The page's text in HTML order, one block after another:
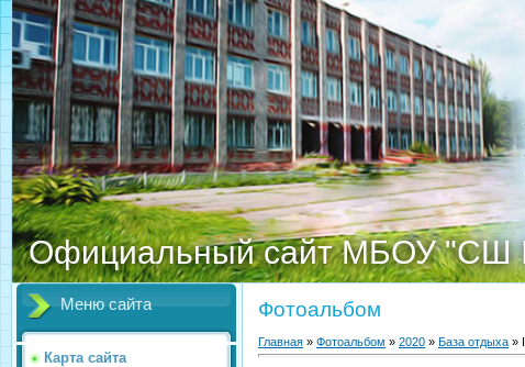
Официальный сайт МБОУ "СШ
Меню сайта
Карта сайта
Фотоальбом
Главная » Фотоальбом » 2020 » База отдыха »